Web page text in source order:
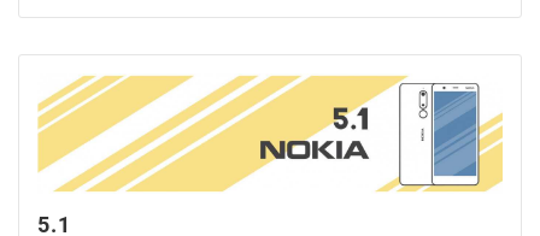
5.1